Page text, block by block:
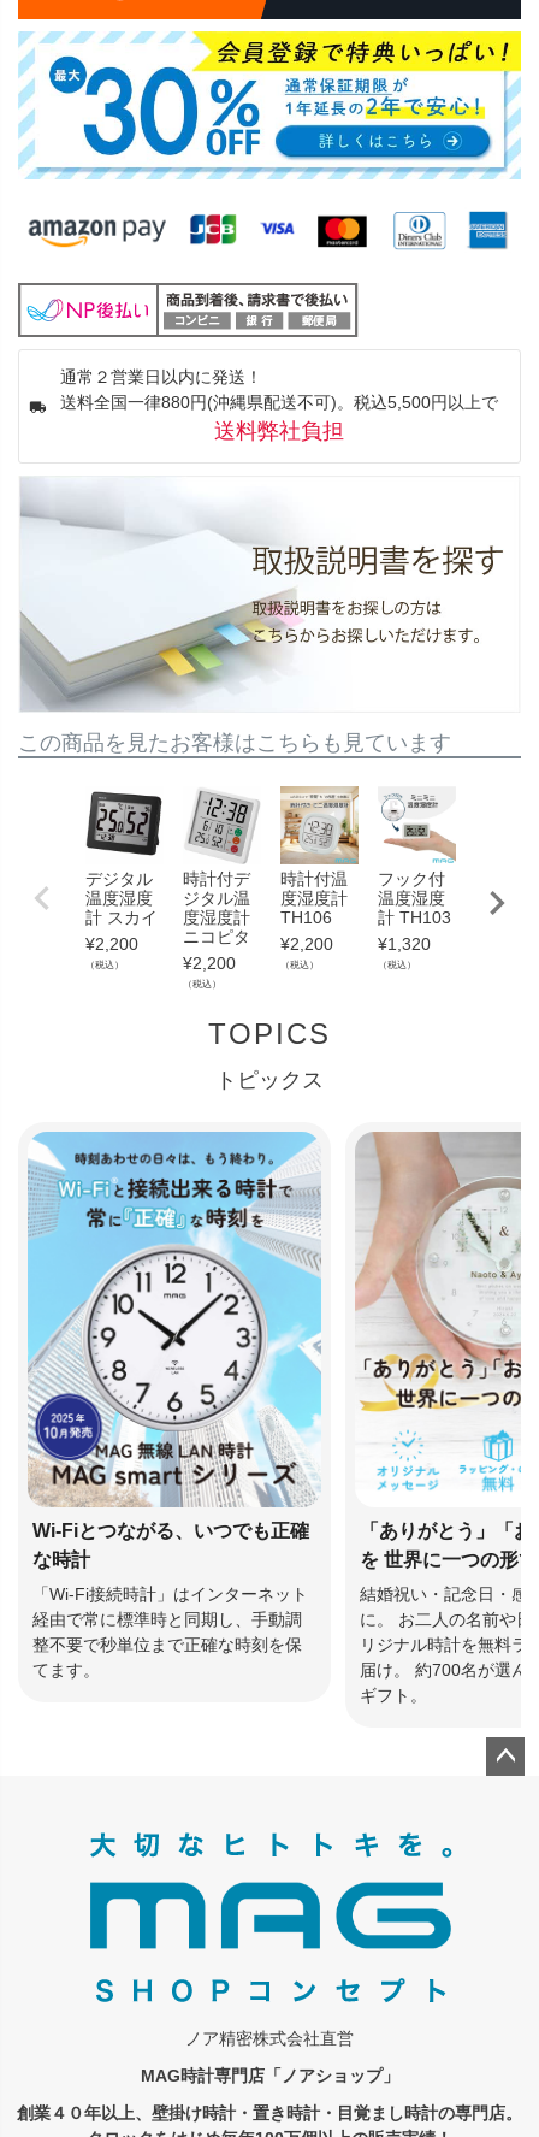
通常２営業日以内に発送！
送料全国一律880円(沖縄県配送不可)。税込5,500円以上で
送料弊社負担
この商品を見たお客様はこちらも見ています
デジタル
温度湿度
計 スカイ
¥2,200
（税込）
時計付デ
ジタル温
度湿度計
ニコピタ
¥2,200
（税込）
時計付温
度湿度計
TH106
¥2,200
（税込）
フック付
温度湿度
計 TH103
¥1,320
（税込）
湿度計
ッグメ
TOPICS
トピックス
Wi-Fiとつながる、いつでも正確
な時計
「Wi-Fi接続時計」はインターネット
経由で常に標準時と同期し、手動調
整不要で秒単位まで正確な時刻を保
てます。
「ありがとう」「
を 世界に一つの形
結婚祝い・記念日・感
に。 お二人の名前や日
リジナル時計を無料ラ
届け。 約700名が選ん
ギフト。
ノア精密株式会社直営
MAG時計専門店「ノアショップ」
創業４０年以上、壁掛け時計・置き時計・目覚まし時計の専門店。